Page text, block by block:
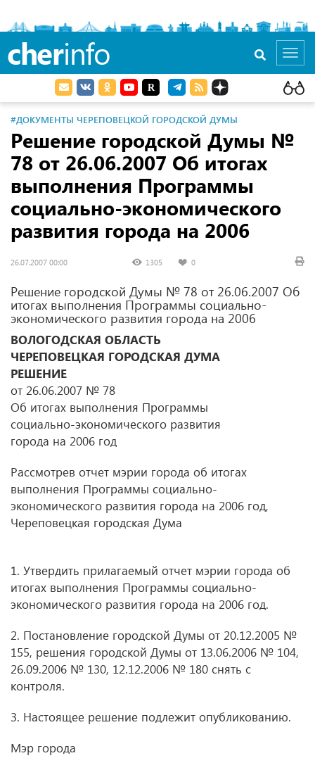
cherinfo
#ДОКУМЕНТЫ ЧЕРЕПОВЕЦКОЙ ГОРОДСКОЙ ДУМЫ
Решение городской Думы №
78 от 26.06.2007 Об итогах
выполнения Программы
социально-экономического
развития города на 2006
26.07.2007 00:00 1305 0
Решение городской Думы № 78 от 26.06.2007 Об
итогах выполнения Программы социально-
экономического развития города на 2006
ВОЛОГОДСКАЯ ОБЛАСТЬ
ЧЕРЕПОВЕЦКАЯ ГОРОДСКАЯ ДУМА
РЕШЕНИЕ
от 26.06.2007 № 78
Об итогах выполнения Программы
социально-экономического развития
города на 2006 год
Рассмотрев отчет мэрии города об итогах
выполнения Программы социально-
экономического развития города на 2006 год,
Череповецкая городская Дума
1. Утвердить прилагаемый отчет мэрии города об
итогах выполнения Программы социально-
экономического развития города на 2006 год.
2. Постановление городской Думы от 20.12.2005 №
155, решения городской Думы от 13.06.2006 № 104,
26.09.2006 № 130, 12.12.2006 № 180 снять с
контроля.
3. Настоящее решение подлежит опубликованию.
Мэр города